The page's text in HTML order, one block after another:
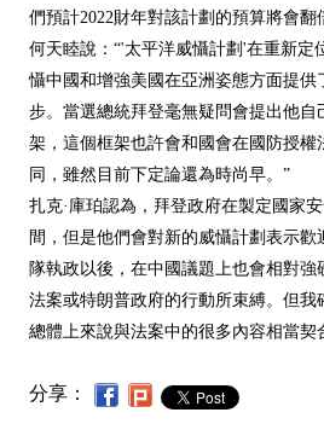
們預計2022財年對該計劃的預算將會翻
何天睦說：“'太平洋威懾計劃'在重新定
懾中國和增強美國在亞洲姿態方面提
步。當選總統拜登毫無疑問會提出他
架，這個框架也許會和國會在國防授
同，雖然目前下定論還為時尚早。”
扎克·庫珀認為，拜登政府在製定國家
間，但是他們會對新的威懾計劃表示歡
隊執政以後，在中國議題上也會相對
法案或特朗普政府的行動所束縛。但
總體上來說與法案中的很多內容相當契
分享：